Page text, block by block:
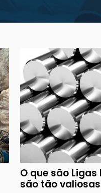
O que são
são tão valiosas